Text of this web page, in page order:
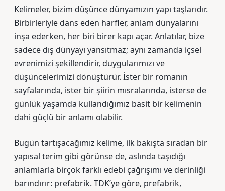
Kelimeler, bizim düşünce dünyamızın yapı taşlarıdır.
Birbirleriyle dans eden harfler, anlam dünyalarını
inşa ederken, her biri birer kapı açar. Anlatılar, bize
sadece dış dünyayı yansıtmaz; aynı zamanda içsel
evrenimizi şekillendirir, duygularımızı ve
düşüncelerimizi dönüştürür. İster bir romanın
sayfalarında, ister bir şiirin mısralarında, isterse de
günlük yaşamda kullandığımız basit bir kelimenin
dahi güçlü bir anlamı olabilir.
Bugün tartışacağımız kelime, ilk bakışta sıradan bir
yapısal terim gibi görünse de, aslında taşıdığı
anlamlarla birçok farklı edebi çağrışımı ve derinliği
barındırır: prefabrik. TDK’ye göre, prefabrik,